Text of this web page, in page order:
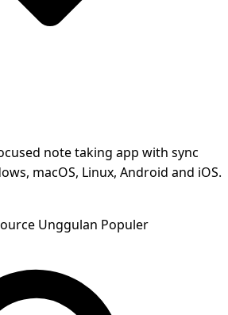
note taking app with sync
macOS, Linux, Android and iOS.
Unggulan Populer